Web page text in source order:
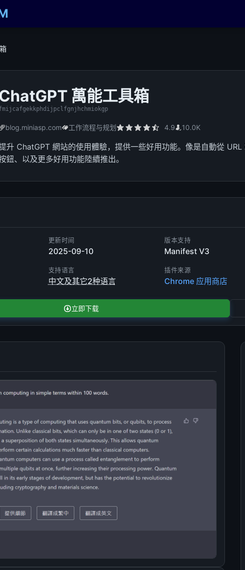
萬能工具箱
blog.miniasp.com 工作流程与规划 4.9 10.0K
升 ChatGPT 網站的使用體驗，提供一些好用功能。像是自動從
鈕、以及更多好用功能陸續推出。
更新时间
2025-09-10
版本支持
Manifest V3
支持语言
中文及其它2种语言
插件来源
Chrome 应用商店
立即下载